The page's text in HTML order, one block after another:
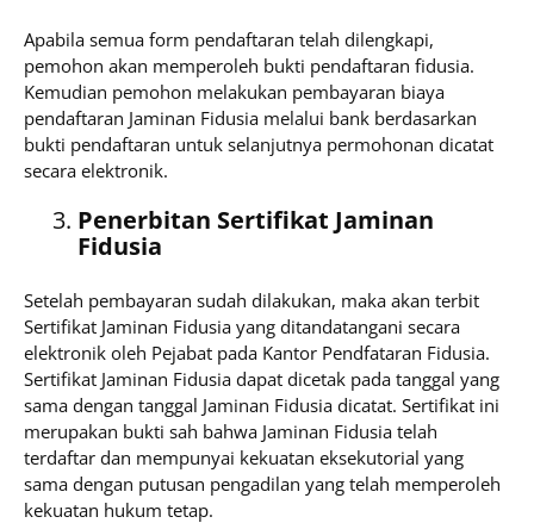
Apabila semua form pendaftaran telah dilengkapi,
pemohon akan memperoleh bukti pendaftaran fidusia.
Kemudian pemohon melakukan pembayaran biaya
pendaftaran Jaminan Fidusia melalui bank berdasarkan
bukti pendaftaran untuk selanjutnya permohonan dicatat
secara elektronik.
Penerbitan Sertifikat Jaminan
Fidusia
Setelah pembayaran sudah dilakukan, maka akan terbit
Sertifikat Jaminan Fidusia yang ditandatangani secara
elektronik oleh Pejabat pada Kantor Pendfataran Fidusia.
Sertifikat Jaminan Fidusia dapat dicetak pada tanggal yang
sama dengan tanggal Jaminan Fidusia dicatat. Sertifikat ini
merupakan bukti sah bahwa Jaminan Fidusia telah
terdaftar dan mempunyai kekuatan eksekutorial yang
sama dengan putusan pengadilan yang telah memperoleh
kekuatan hukum tetap.